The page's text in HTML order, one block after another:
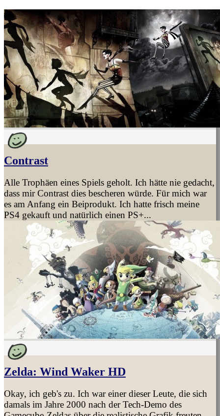
Contrast
Alle Trophäen eines Spiels geholt. Ich hätte nie gedacht,
dass mir Contrast dies bescheren würde. Für mich war
es am Anfang ein Beiprodukt. Ich hatte frisch meine
PS4 gekauft und natürlich einen PS+...
Zelda: Wind Waker HD
Okay, ich geb's zu. Ich war einer dieser Leute, die sich
damals im Jahre 2000 nach der Tech-Demo des